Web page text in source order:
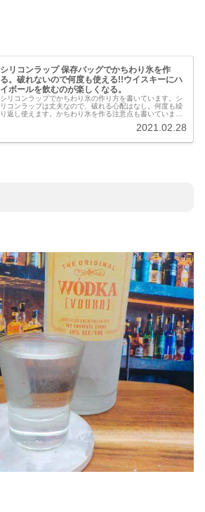
シリコンラップ 保存バッグでかちわり氷を作
る。破れないので何度も使える!!ウイスキーにハ
イボールを飲むのが楽しくなる。
シリコンラップでかちわり氷の作り方を書いています。シ
リコンラップは丈夫なので、破れる心配はなし。何度も繰
り返し使えます。かちわり氷を作る注意点も書いていま
2021.02.28